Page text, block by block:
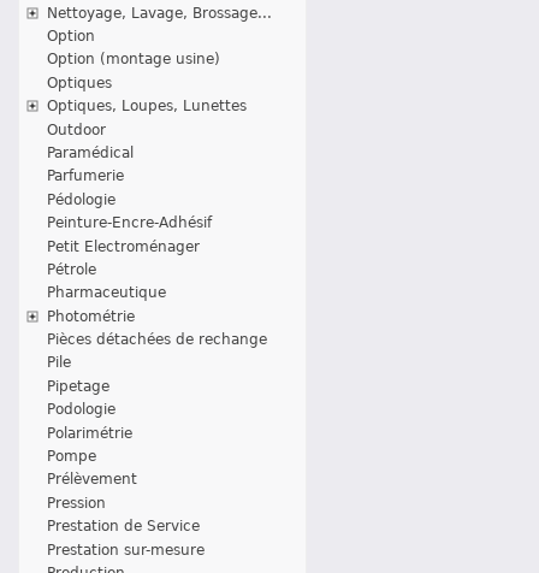
Nettoyage, Lavage, Brossage...
Option
Option (montage usine)
Optiques
Optiques, Loupes, Lunettes
Outdoor
Paramédical
Parfumerie
Pédologie
Peinture-Encre-Adhésif
Petit Electroménager
Pétrole
Pharmaceutique
Photométrie
Pièces détachées de rechange
Pile
Pipetage
Podologie
Polarimétrie
Pompe
Prélèvement
Pression
Prestation de Service
Prestation sur-mesure